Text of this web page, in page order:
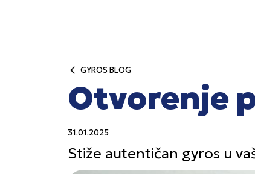
GYROS BLOG
Otvorenje
31.01.2025
Stiže autentičan gyros u